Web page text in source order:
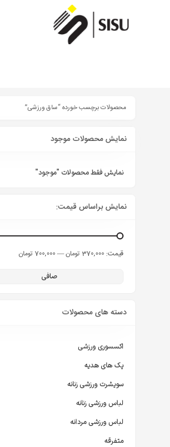
محصولات برچسب خورده “ساق ورزشی”
نمایش محصولات موجود
نمایش فقط محصولات "موجود"
نمایش براساس قیمت:
صافی
قيمت: 370,000 تومان —700,000 تومان
دسته های محصولات
اکسسوری ورزشی
پک های هدیه
سویشرت ورزشی زنانه
لباس ورزشی زنانه
لباس ورزشی مردانه
متفرقه